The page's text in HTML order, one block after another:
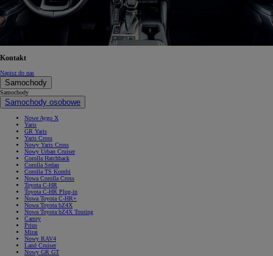
Kontakt
Napisz do nas
Samochody
Samochody
Samochody osobowe
Nowe Aygo X
Yaris
GR Yaris
Yaris Cross
Nowy Yaris Cross
Nowy Urban Cruiser
Corolla Hatchback
Corolla Sedan
Corolla TS Kombi
Nowa Corolla Cross
Toyota C-HR
Toyota C-HR Plug-in
Nowa Toyota C-HR+
Nowa Toyota bZ4X
Nowa Toyota bZ4X Touring
Camry
Prius
Mirai
Nowy RAV4
Land Cruiser
Nowy GR GT